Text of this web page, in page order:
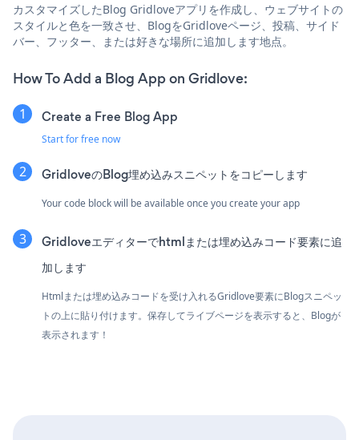
カスタマイズしたBlog Gridloveアプリを作成し、ウェブサイトの
スタイルと色を一致させ、BlogをGridloveページ、投稿、サイド
バー、フッター、または好きな場所に追加します地点。
How To Add a Blog App on Gridlove:
Create a Free Blog App
Start for free now
GridloveのBlog埋め込みスニペットをコピーします
Your code block will be available once you create your app
Gridloveエディターでhtmlまたは埋め込みコード要素に追
加します
Htmlまたは埋め込みコードを受け入れるGridlove要素にBlogスニペッ
トの上に貼り付けます。保存してライブページを表示すると、Blogが
表示されます！